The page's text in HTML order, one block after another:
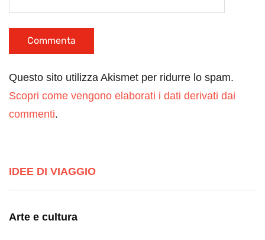
Questo sito utilizza Akismet per ridurre lo spam.
Scopri come vengono elaborati i dati derivati dai
commenti.
IDEE DI VIAGGIO
Arte e cultura